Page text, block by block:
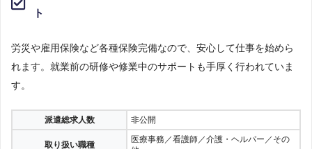
ト
労災や雇用保険など各種保険完備なので、安心して仕事を始めら
れます。就業前の研修や修業中のサポートも手厚く行われていま
す。
派遣総求人数 非公開
取り扱い職種
医療事務／看護師／介護・ヘルパー／その